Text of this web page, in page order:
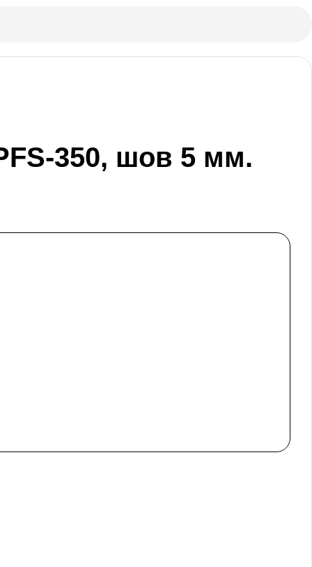
350, шов 5 мм.